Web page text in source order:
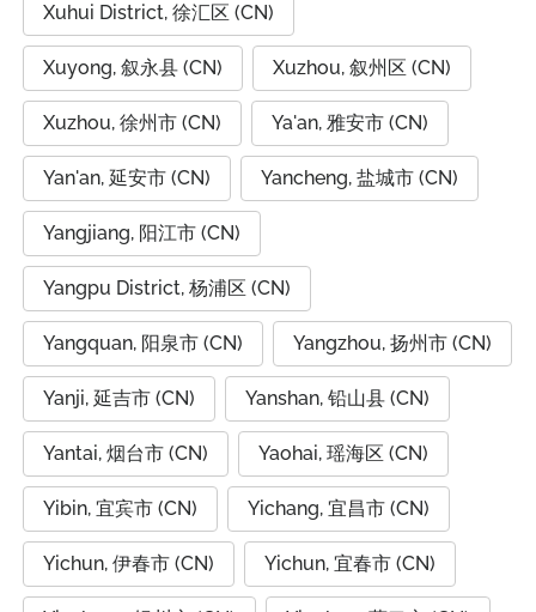
Xuhui District, 徐汇区 (CN)
Xuyong, 叙永县 (CN) Xuzhou, 叙州区 (CN)
Xuzhou, 徐州市 (CN) Ya'an, 雅安市 (CN)
Yan'an, 延安市 (CN) Yancheng, 盐城市 (CN)
Yangjiang, 阳江市 (CN)
Yangpu District, 杨浦区 (CN)
Yangquan, 阳泉市 (CN) Yangzhou, 扬州市 (CN)
Yanji, 延吉市 (CN) Yanshan, 铅山县 (CN)
Yantai, 烟台市 (CN) Yaohai, 瑶海区 (CN)
Yibin, 宜宾市 (CN) Yichang, 宜昌市 (CN)
Yichun, 伊春市 (CN) Yichun, 宜春市 (CN)